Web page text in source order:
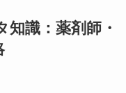
識：薬剤師・